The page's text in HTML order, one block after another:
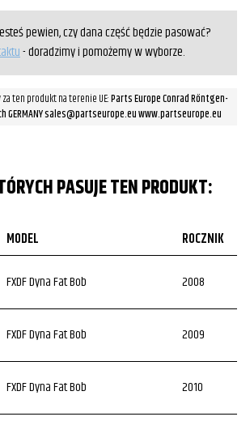
pewien, czy dana część będzie pasować?
- doradzimy i pomożemy w wyborze.
ten produkt na terenie UE:Parts Europe Conrad Röntgen-
GERMANY sales@partseurope.eu www.partseurope.eu
PASUJE TEN PRODUKT:
MODEL
ROCZNIK
FXDF Dyna Fat Bob 2008
FXDF Dyna Fat Bob 2009
FXDF Dyna Fat Bob 2010